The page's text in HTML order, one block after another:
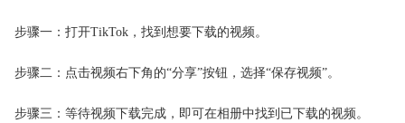
步骤一：打开TikTok，找到想要下载的视频。
步骤二：点击视频右下角的“分享”按钮，选择“保存视频”。
步骤三：等待视频下载完成，即可在相册中找到已下载的视频。